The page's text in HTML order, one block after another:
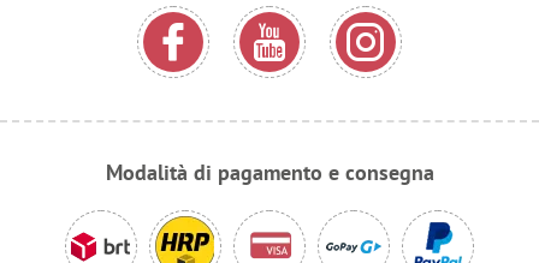
Modalità di pagamento e consegna